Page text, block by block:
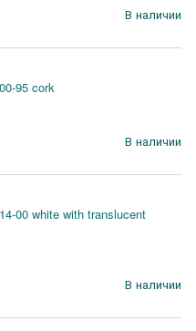
В наличии
95 cork
В наличии
00 white with translucent
В наличии